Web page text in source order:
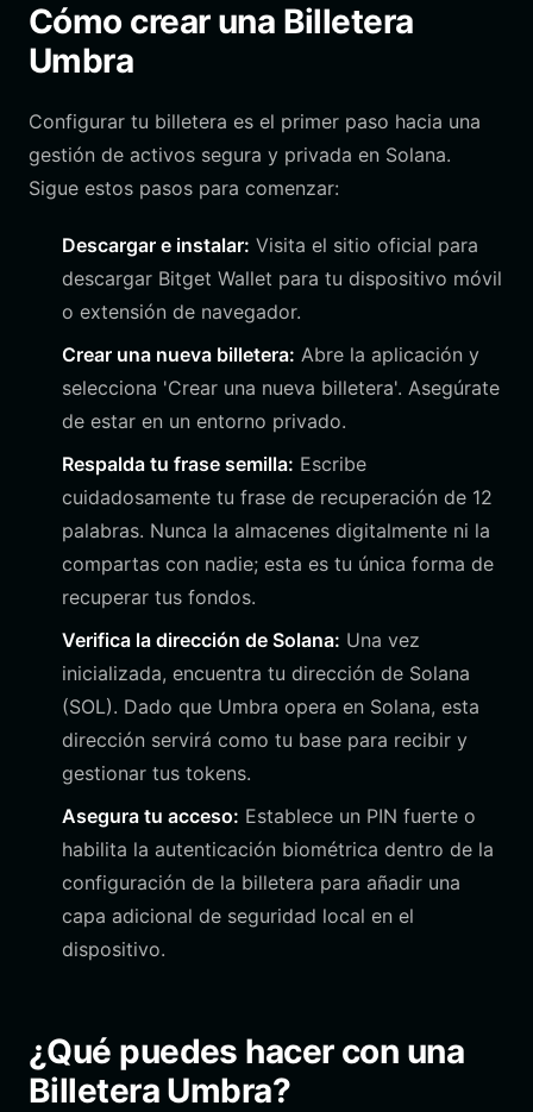
Cómo crear una Billetera
Umbra
Configurar tu billetera es el primer paso hacia una
gestión de activos segura y privada en Solana.
Sigue estos pasos para comenzar:
Descargar e instalar: Visita el sitio oficial para
descargar Bitget Wallet para tu dispositivo móvil
o extensión de navegador.
Crear una nueva billetera: Abre la aplicación y
selecciona 'Crear una nueva billetera'. Asegúrate
de estar en un entorno privado.
Respalda tu frase semilla: Escribe
cuidadosamente tu frase de recuperación de 12
palabras. Nunca la almacenes digitalmente ni la
compartas con nadie; esta es tu única forma de
recuperar tus fondos.
Verifica la dirección de Solana: Una vez
inicializada, encuentra tu dirección de Solana
(SOL). Dado que Umbra opera en Solana, esta
dirección servirá como tu base para recibir y
gestionar tus tokens.
Asegura tu acceso: Establece un PIN fuerte o
habilita la autenticación biométrica dentro de la
configuración de la billetera para añadir una
capa adicional de seguridad local en el
dispositivo.
¿Qué puedes hacer con una
Billetera Umbra?